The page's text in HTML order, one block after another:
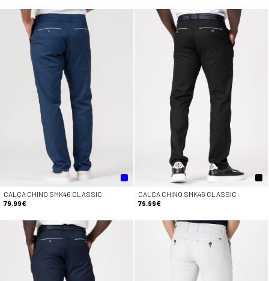
CALÇA CHINO SMK46 CLASSIC
79.99€
CALÇA CHINO SMK46 CLASSIC
79.99€